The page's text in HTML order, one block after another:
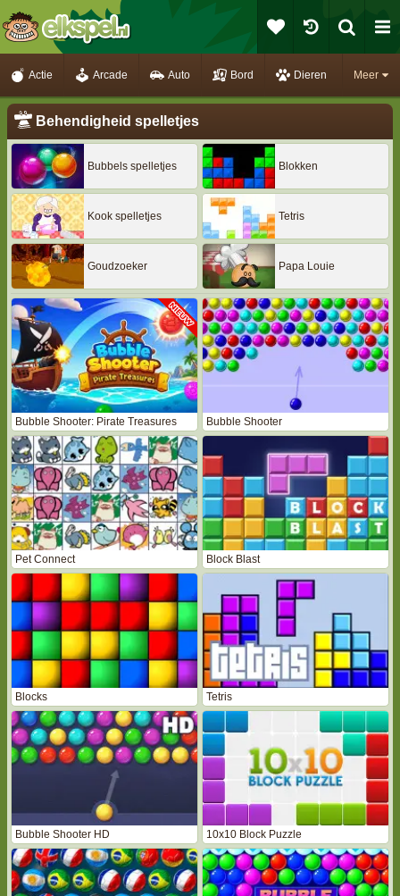
Meer
Actie Arcade Auto Bord Dieren
Behendigheid spelletjes
Bubbels spelletjes Blokken
Kook spelletjes Tetris
Goudzoeker Papa Louie
Bubble Shooter: Pirate Treasures Bubble Shooter
Pet Connect Block Blast
Blocks Tetris
Bubble Shooter HD 10x10 Block Puzzle